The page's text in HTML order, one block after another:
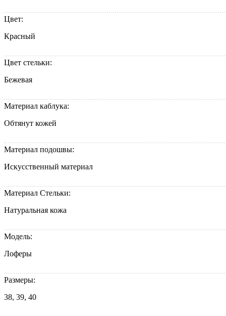
Цвет:
Красный
Цвет стельки:
Бежевая
Материал каблука:
Обтянут кожей
Материал подошвы:
Искусственный материал
Материал Стельки:
Натуральная кожа
Модель:
Лоферы
Размеры:
38, 39, 40